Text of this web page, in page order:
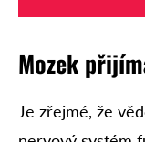
Mozek
Je zřejmé, že